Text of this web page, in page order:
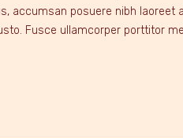
accumsan posuere nibh laoreet
Fusce ullamcorper porttitor